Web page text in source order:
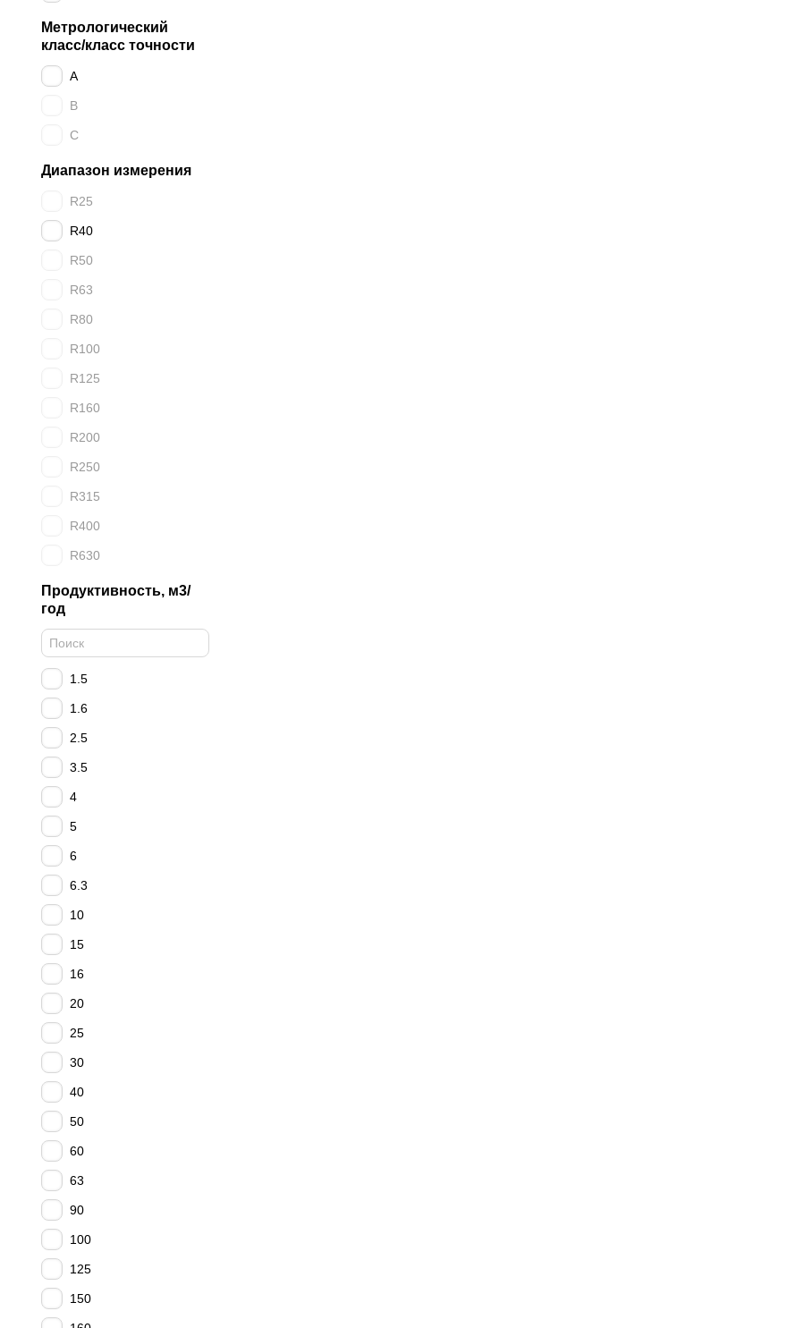
Метрологический
класс/класс точности
A
B
C
Диапазон измерения
R25
R40
R50
R63
R80
R100
R125
R160
R200
R250
R315
R400
R630
Продуктивность, м3/
год
1.5
1.6
2.5
3.5
4
5
6
6.3
10
15
16
20
25
30
40
50
60
63
90
100
125
150